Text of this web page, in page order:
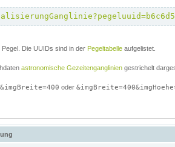
Die UUIDs sind in der Pegeltabelle aufgelistet.
astronomische Gezeitenganglinien gestrichelt
&imgBreite=400 oder